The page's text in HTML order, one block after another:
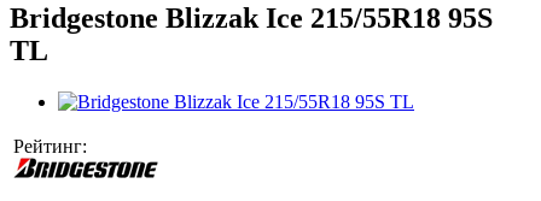
Bridgestone Blizzak Ice 215/55R18 95S
TL
Рейтинг: